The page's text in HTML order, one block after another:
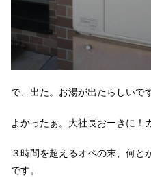
で、出た。お湯が出たらしいで
よかったぁ。大社長おーきに！
３時間を超えるオペの末、何と
です。